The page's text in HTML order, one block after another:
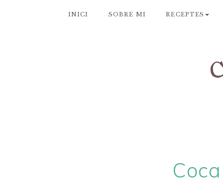
INICI SOBRE MI RECEPTES